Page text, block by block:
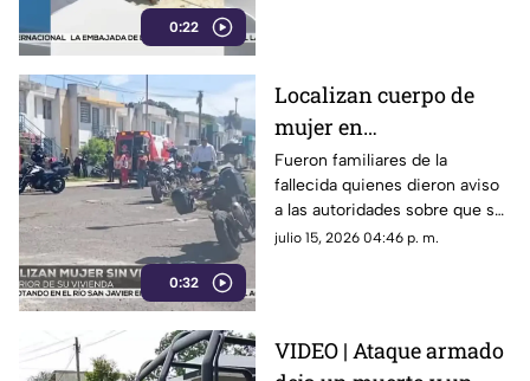
0:22
0:32
Localizan cuerpo de
mujer en
fraccionamiento
Lienzos Dos ¿quién es?
Fueron familiares de la
fallecida quienes dieron aviso
a las autoridades sobre que su
cuerpo se encontraba sin vida
julio 15, 2026 04:46 p. m.
VIDEO | Ataque armado